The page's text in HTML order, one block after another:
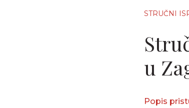
STRUČNI
u
Popis